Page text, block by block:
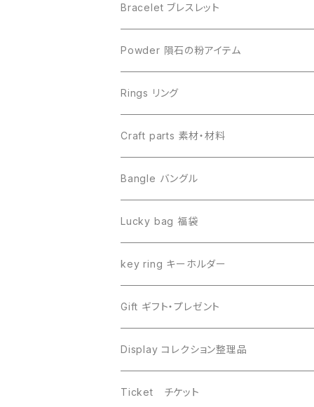
Muonionalusta ムオニオナルスタ
Sericho セリコ
Libyan desert glass リビアングラス
Canyon Diablo キャニオンディアブロ
Imilac イミラック
Henbury ヘンブリー
Dronino ドロニノ
Moldavite モルダバイト
Seymchan セイムチャン
WireWrapping ワイヤーラッピング
Aletai アルタイ
Muonionalusta ムオニオナルスタ
Henbury ヘンブリー
Sericho セリコ
Libyan desert glass リビアングラス
Seymchan セイムチャン
Imilac イミラック
Moldavite モルダバイト
Dronino ドロニノ
Brahin ブラヒン
Bracelet ブレスレット
ビーズ単品
Powder 隕石の粉アイテム
Rings リング
Craft parts 素材・材料
Bangle バングル
Lucky bag 福袋
key ring キーホルダー
Gift ギフト・プレゼント
Display コレクション整理品
Ticket チケット